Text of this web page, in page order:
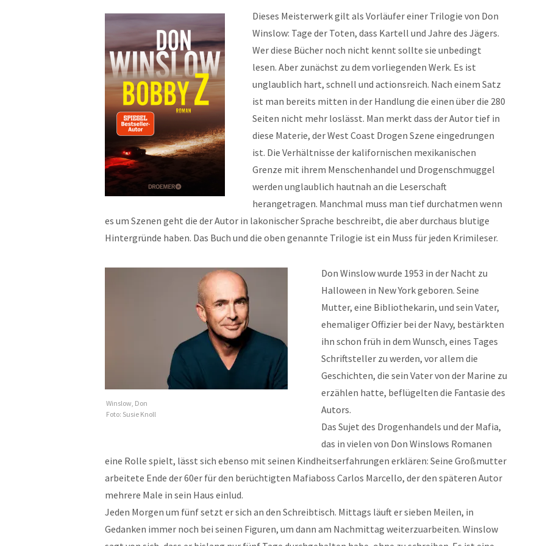
Dieses Meisterwerk gilt als Vorläufer einer Trilogie von Don
Winslow: Tage der Toten, dass Kartell und Jahre des Jägers.
Wer diese Bücher noch nicht kennt sollte sie unbedingt
lesen. Aber zunächst zu dem vorliegenden Werk. Es ist
unglaublich hart, schnell und actionsreich. Nach einem Satz
ist man bereits mitten in der Handlung die einen über die 280
Seiten nicht mehr loslässt. Man merkt dass der Autor tief in
diese Materie, der West Coast Drogen Szene eingedrungen
ist. Die Verhältnisse der kalifornischen mexikanischen
Grenze mit ihrem Menschenhandel und Drogenschmuggel
werden unglaublich hautnah an die Leserschaft
herangetragen. Manchmal muss man tief durchatmen wenn
es um Szenen geht die der Autor in lakonischer Sprache beschreibt, die aber durchaus blutige
Hintergründe haben. Das Buch und die oben genannte Trilogie ist ein Muss für jeden Krimileser.
Winslow, Don
Foto: Susie Knoll
Don Winslow wurde 1953 in der Nacht zu
Halloween in New York geboren. Seine
Mutter, eine Bibliothekarin, und sein Vater,
ehemaliger Offizier bei der Navy, bestärkten
ihn schon früh in dem Wunsch, eines Tages
Schriftsteller zu werden, vor allem die
Geschichten, die sein Vater von der Marine zu
erzählen hatte, beflügelten die Fantasie des
Autors.
Das Sujet des Drogenhandels und der Mafia,
das in vielen von Don Winslows Romanen
eine Rolle spielt, lässt sich ebenso mit seinen Kindheitserfahrungen erklären: Seine Großmutter
arbeitete Ende der 60er für den berüchtigten Mafiaboss Carlos Marcello, der den späteren Autor
mehrere Male in sein Haus einlud.
Jeden Morgen um fünf setzt er sich an den Schreibtisch. Mittags läuft er sieben Meilen, in
Gedanken immer noch bei seinen Figuren, um dann am Nachmittag weiterzuarbeiten. Winslow